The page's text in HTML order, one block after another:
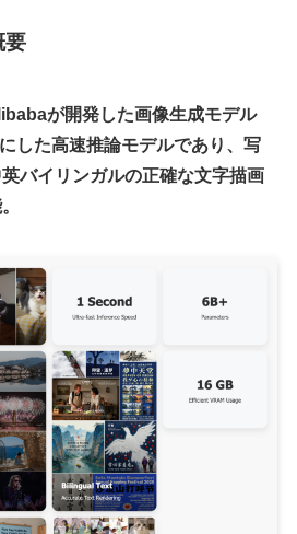
要
が開発した画像生成モデル
した高速推論モデルであり、写
バイリンガルの正確な文字描画